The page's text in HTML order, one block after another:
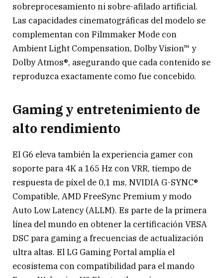
sobreprocesamiento ni sobre-afilado artificial.
Las capacidades cinematográficas del modelo se
complementan con Filmmaker Mode con
Ambient Light Compensation, Dolby Vision™ y
Dolby Atmos®, asegurando que cada contenido se
reproduzca exactamente como fue concebido.
Gaming y entretenimiento de
alto rendimiento
El G6 eleva también la experiencia gamer con
soporte para 4K a 165 Hz con VRR, tiempo de
respuesta de píxel de 0,1 ms, NVIDIA G-SYNC®
Compatible, AMD FreeSync Premium y modo
Auto Low Latency (ALLM). Es parte de la primera
línea del mundo en obtener la certificación VESA
DSC para gaming a frecuencias de actualización
ultra altas. El LG Gaming Portal amplía el
ecosistema con compatibilidad para el mando